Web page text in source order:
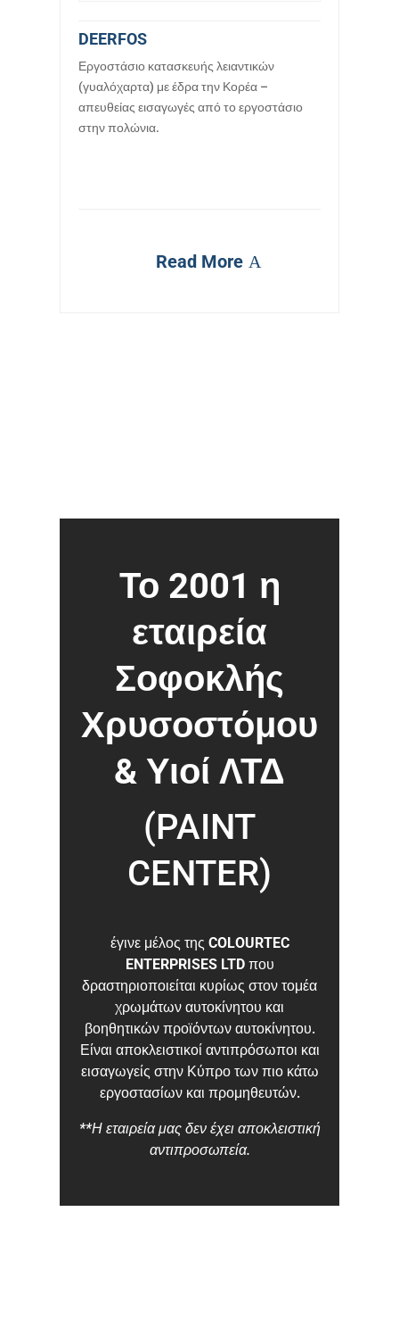
DEERFOS
Εργοστάσιο κατασκευής λειαντικών
(γυαλόχαρτα) με έδρα την Κορέα –
απευθείας εισαγωγές από το εργοστάσιο
στην πολώνια.
Read More
Το 2001 η
εταιρεία
Σοφοκλής
Χρυσοστόμου
& Υιοί ΛΤΔ
(PAINT
CENTER)
έγινε μέλος της COLOURTEC
ENTERPRISES LTDπου
δραστηριοποιείται κυρίως στον τομέα
χρωμάτων αυτοκίνητου και
βοηθητικών προϊόντων αυτοκίνητου.
Είναι αποκλειστικοί αντιπρόσωποι και
εισαγωγείς στην Κύπρο των πιο κάτω
εργοστασίων και προμηθευτών.
**Η εταιρεία μας δεν έχει αποκλειστική
αντιπροσωπεία.